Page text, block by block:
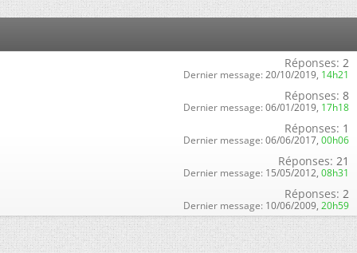
Réponses: 2
Dernier message: 20/10/2019, 14h21
Réponses: 8
Dernier message: 06/01/2019, 17h18
Réponses: 1
Dernier message: 06/06/2017, 00h06
Réponses: 21
Dernier message: 15/05/2012, 08h31
Réponses: 2
Dernier message: 10/06/2009, 20h59